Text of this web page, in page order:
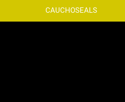
CAUCHOSEALS